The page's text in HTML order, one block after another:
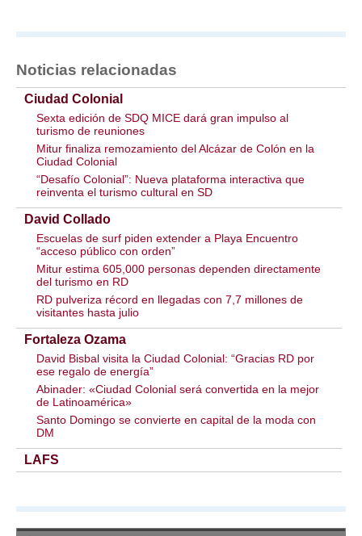
Noticias relacionadas
Ciudad Colonial
Sexta edición de SDQ MICE dará gran impulso al
turismo de reuniones
Mitur finaliza remozamiento del Alcázar de Colón en la
Ciudad Colonial
“Desafío Colonial”: Nueva plataforma interactiva que
reinventa el turismo cultural en SD
David Collado
Escuelas de surf piden extender a Playa Encuentro
“acceso público con orden”
Mitur estima 605,000 personas dependen directamente
del turismo en RD
RD pulveriza récord en llegadas con 7,7 millones de
visitantes hasta julio
Fortaleza Ozama
David Bisbal visita la Ciudad Colonial: “Gracias RD por
ese regalo de energía”
Abinader: «Ciudad Colonial será convertida en la mejor
de Latinoamérica»
Santo Domingo se convierte en capital de la moda con
DM
LAFS